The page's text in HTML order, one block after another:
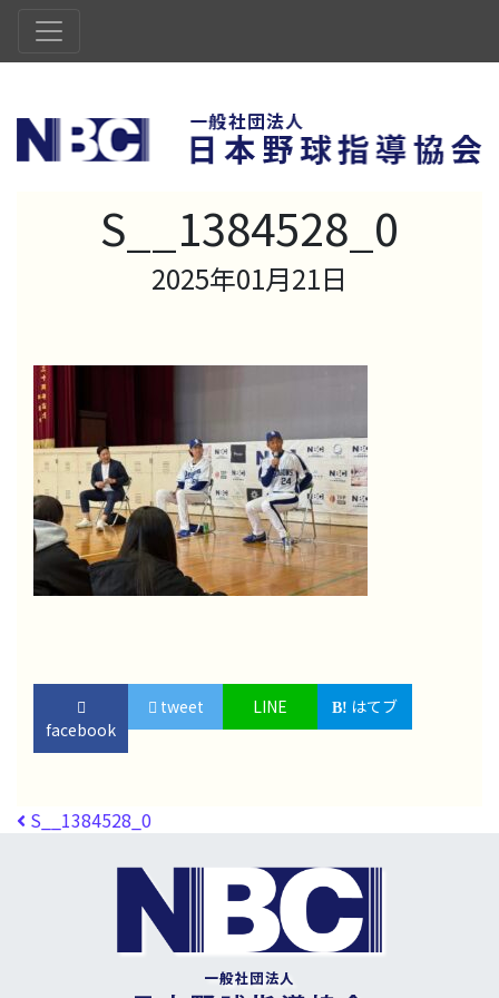
S__1384528_0
2025年01月21日
facebook
tweet LINE はてブ
投稿ナビゲーション
S__1384528_0